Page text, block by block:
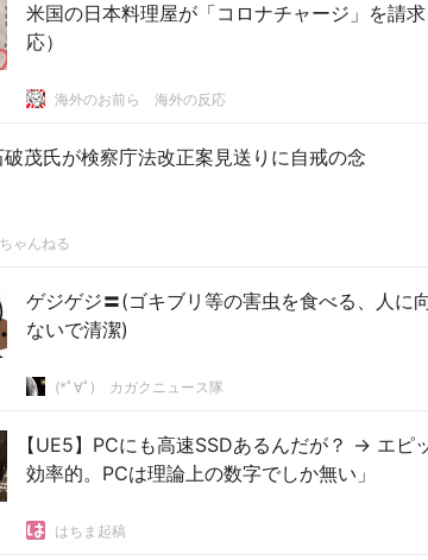
米国の日本料理屋が「コロナチャージ」を請
応）
海外のお前ら 海外の反応
破茂氏が検察庁法改正案見送りに自戒の念
ゃんねる
ゲジゲジ〓(ゴキブリ等の害虫を食べる、人に
ないで清潔)
(*ﾟ∀ﾟ)ゞカガクニュース隊
【UE5】PCにも高速SSDあるんだが？ → エピ
効率的。PCは理論上の数字でしか無い」
はちま起稿